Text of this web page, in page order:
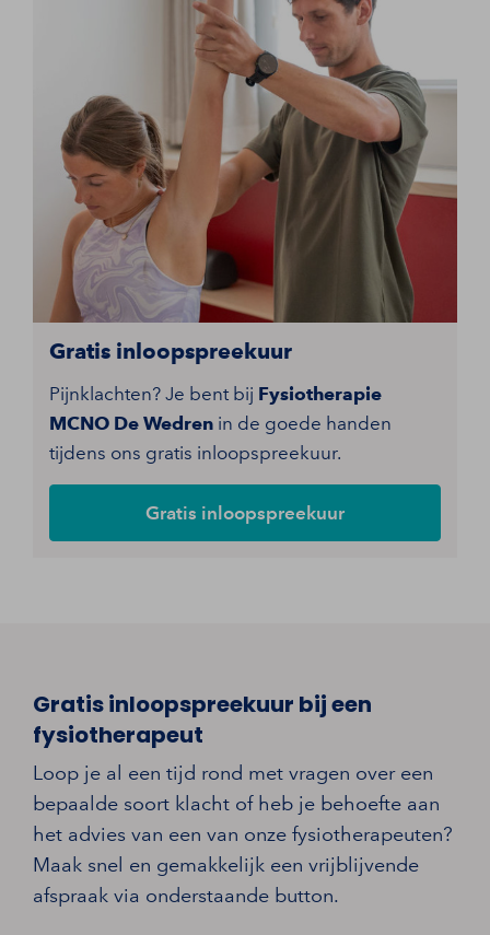
Gratis inloopspreekuur
Pijnklachten? Je bent bij Fysiotherapie
MCNO De Wedren in de goede handen
tijdens ons gratis inloopspreekuur.
Gratis inloopspreekuur
Gratis inloopspreekuur bij een
fysiotherapeut
Loop je al een tijd rond met vragen over een
bepaalde soort klacht of heb je behoefte aan
het advies van een van onze fysiotherapeuten?
Maak snel en gemakkelijk een vrijblijvende
afspraak via onderstaande button.